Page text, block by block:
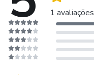
1 avaliações